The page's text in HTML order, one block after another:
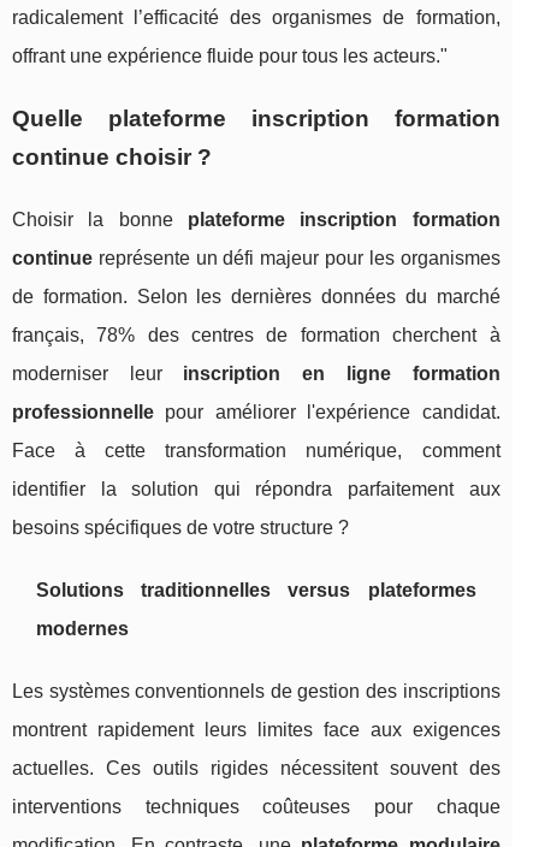
radicalement l’efficacité des organismes de formation,
offrant une expérience fluide pour tous les acteurs."
Quelle plateforme inscription formation
continue choisir ?
Choisir la bonne plateforme inscription formation
continue représente un défi majeur pour les organismes
de formation. Selon les dernières données du marché
français, 78% des centres de formation cherchent à
moderniser leur inscription en ligne formation
professionnelle pour améliorer l'expérience candidat.
Face à cette transformation numérique, comment
identifier la solution qui répondra parfaitement aux
besoins spécifiques de votre structure ?
Solutions traditionnelles versus plateformes
modernes
Les systèmes conventionnels de gestion des inscriptions
montrent rapidement leurs limites face aux exigences
actuelles. Ces outils rigides nécessitent souvent des
interventions techniques coûteuses pour chaque